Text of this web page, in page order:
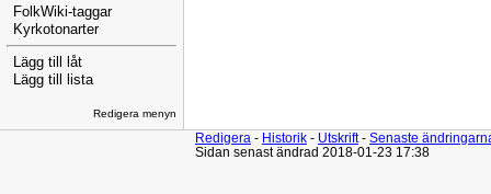
FolkWiki-taggar
Kyrkotonarter
Lägg till låt
Lägg till lista
Redigera menyn
Redigera - Historik - Utskrift- Senaste
Sidan senast ändrad 2018-01-23 17:38